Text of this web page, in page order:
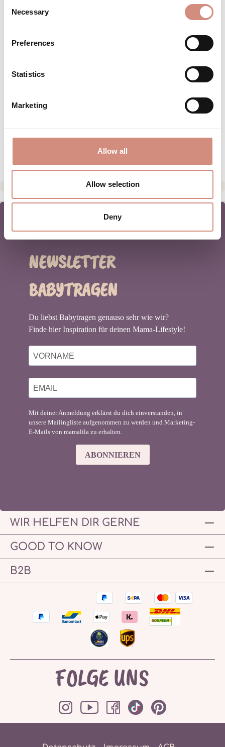
Selection
Necessary
Preferences
Statistics
Marketing
Allow all
Allow selection
Deny
Sprössling Dank eigens entwickeltem
Schultern un…
PFLEGEHINWEISE
HERSTELLERANGABEN
NEWSLETTER
BABYTRAGEN
Du liebst Babytragen genauso sehr wie wir?
Finde hier Inspiration für deinen Mama-Lifestyle!
Mit deiner Anmeldung erklärst du dich einverstanden, in
unsere Mailingliste aufgenommen zu werden und Marketing-
E-Mails von mamalila zu erhalten.
ABONNIEREN
WIR HELFEN DIR GERNE
GOOD TO KNOW
B2B
FOLGE UNS